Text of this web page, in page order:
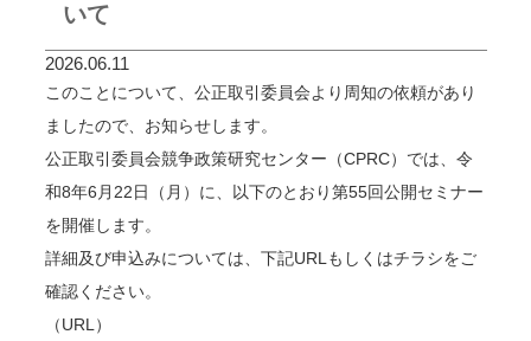
いて
2026.06.11
このことについて、公正取引委員会より周知の依頼があり
ましたので、お知らせします。
公正取引委員会競争政策研究センター（CPRC）では、令
和8年6月22日（月）に、以下のとおり第55回公開セミナー
を開催します。
詳細及び申込みについては、下記URLもしくはチラシをご
確認ください。
（URL）